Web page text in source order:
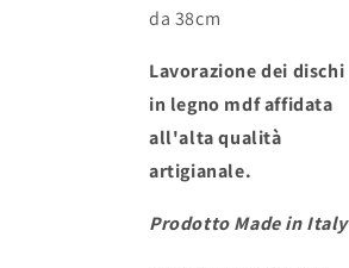
da 38cm
Lavorazione dei dischi
in legno mdf affidata
all'alta qualità
artigianale.
Prodotto Made in Italy